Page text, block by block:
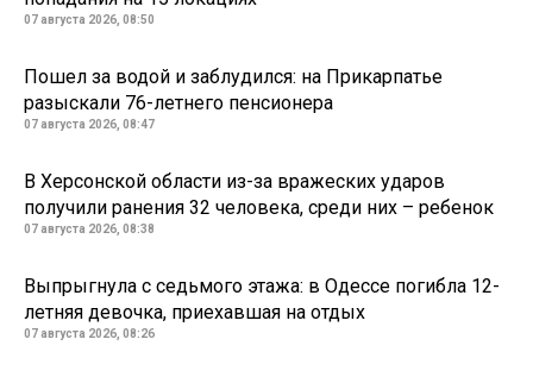
07 августа 2026, 08:50
Пошел за водой и заблудился: на Прикарпатье
разыскали 76-летнего пенсионера
07 августа 2026, 08:47
В Херсонской области из-за вражеских ударов
получили ранения 32 человека, среди них – ребенок
07 августа 2026, 08:38
Выпрыгнула с седьмого этажа: в Одессе погибла 12-
летняя девочка, приехавшая на отдых
07 августа 2026, 08:26